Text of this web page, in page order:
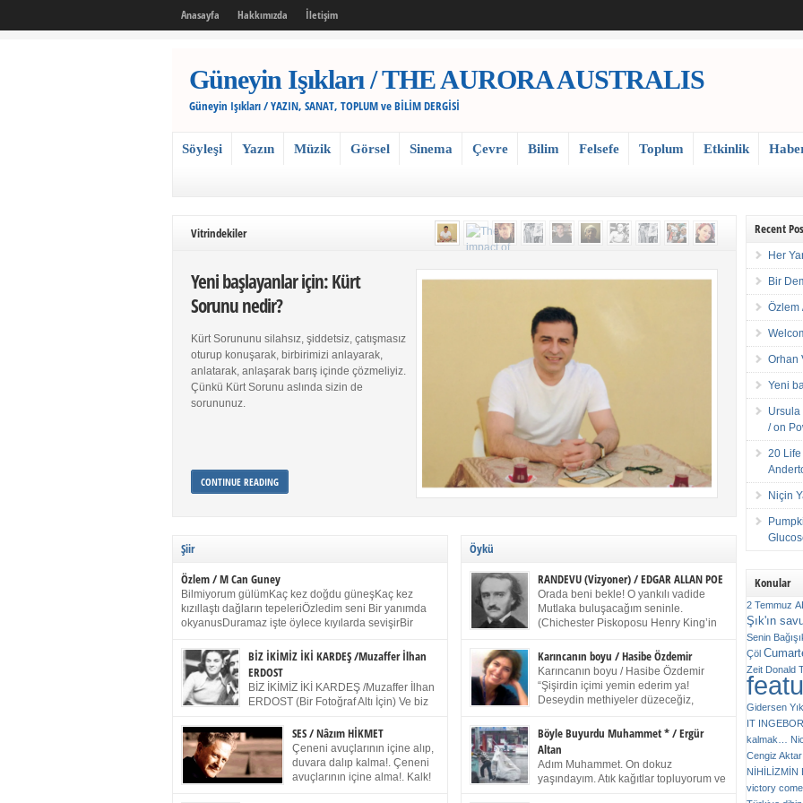
Anasayfa Hakkımızda İletişim
Güneyin Işıkları / THE AURORA AUSTRALIS
Güneyin Işıkları / YAZIN, SANAT, TOPLUM ve BİLİM DERGİSİ
Söyleşi Yazın Müzik Görsel Sinema Çevre Bilim Felsefe Toplum Etkinlik
Vitrindekiler
Yeni başlayanlar için: Kürt
Sorunu nedir?
Kürt Sorununu silahsız, şiddetsiz, çatışmasız
oturup konuşarak, birbirimizi anlayarak,
anlatarak, anlaşarak barış içinde çözmeliyiz.
Çünkü Kürt Sorunu aslında sizin de
sorununuz.
CONTINUE READING
Şiir
Özlem / M Can Guney
Bilmiyorum gülümKaç kez doğdu güneşKaç kez
kızıllaştı dağların tepeleriÖzledim seni Bir yanımda
okyanusDuramaz işte öylece kıyılarda sevişirBir
dururSokulur yalnızlığıma kokun olur Gözlerim bir
buruk gülümsemeDudağımda buğusu
öpüşlerinGeceler boyuÖzledim seni 2004 Haziran
Sydney / Toplumsal Kaynak / Memduh Güney
BİZ İKİMİZ İKİ KARDEŞ /Muzaffer İlhan
ERDOST
BİZ İKİMİZ İKİ KARDEŞ /Muzaffer İlhan
ERDOST (Bir Fotoğraf Altı İçin) Ve biz
Duracağız Fotoğrafımızda durduğumuz gibi Benim
ellerimde kelepçe Yüzümde yapay bir gülüş
(Kelepçeyi yadırgamanın gülüşü belki İlk kez olduğu
için Sonra alıştım Ve unuttum sonra kelepçeyi
SES / Nâzım HİKMET
Çeneni avuçlarının içine alıp,
duvara dalıp kalma!. Çeneni
avuçlarının içine alma!. Kalk!
Öykü
RANDEVU (Vizyoner) / EDGAR ALLAN POE
Orada beni bekle! O yankılı vadide
Mutlaka buluşacağım seninle.
(Chichester Piskoposu Henry King’in
Talihsiz ve gizemli adam! – Sen ki kendi hayal
gücünün parlaklığıyla afalladın, gençliğinin alevleri
arasına düştün! Hayalimde seni tekrar görüyorum!
Bir kez daha önümde duruyor siluetin! – Olduğun –
ah olduğun gibi değil soğuk vadide ve gölgelerin […]
Karıncanın boyu / Hasibe Özdemir
Karıncanın boyu / Hasibe Özdemir
“Şişirdin içimi yemin ederim ya!
Deseydin methiyeler düzeceğiz,
titriyor. “Sana gel demedim kızım.” diyorum sakince.
“Takıldın peşime madem, ne duyarsan
katlanacaksın.” Bir sigara yakıyor. Başını yana yatırıp,
bezmiş annelerin yılgın bakışıyla süzüyor beni.
Kaşlarımı kaldırıp ona bakıyorum ben de. Pes ediyor.
Böyle Buyurdu Muhammet * / Ergür
Altan
Adım Muhammet. On dokuz
yaşındayım. Atık kağıtlar topluyorum ve
Recent
Her
Bir
Özlem
Orhan
Yeni
Ursula
/ on
20
Niçin
Konular
2 Temmuz
Şık'ın
Senin
Çöl
Zeit Donald
Gidersen
IT
kalmak…
Cengiz Aktar
NİHİLİZMİN
victory